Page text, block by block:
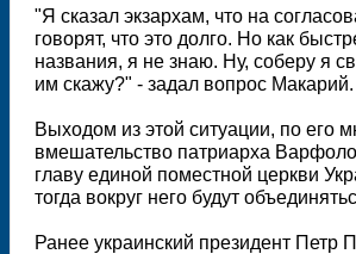
"Я сказал экзархам, что на
говорят, что это долго. Но как
названия, я не знаю. Ну, соберу я
им скажу?" - задал вопрос Макарий.
Выходом из этой ситуации, по его
вмешательство патриарха
главу единой поместной церкви
тогда вокруг него будут
Ранее украинский президент Петр